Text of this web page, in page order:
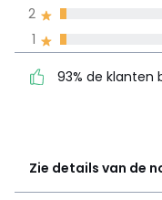
3
4
Zie details van de
1
2
93% de klanten